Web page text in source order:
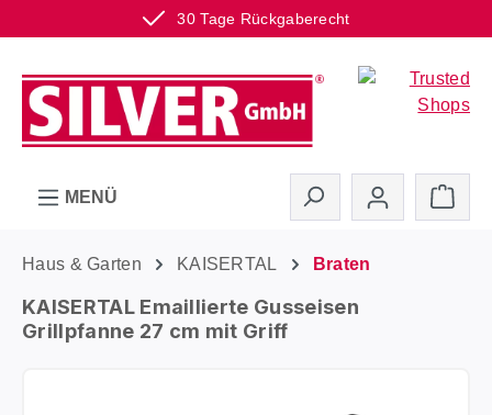
30 Tage Rückgaberecht
Zum Hauptinhalt springen
MENÜ
Haus & Garten KAISERTAL Braten
KAISERTAL Emaillierte Gusseisen
Grillpfanne 27 cm mit Griff